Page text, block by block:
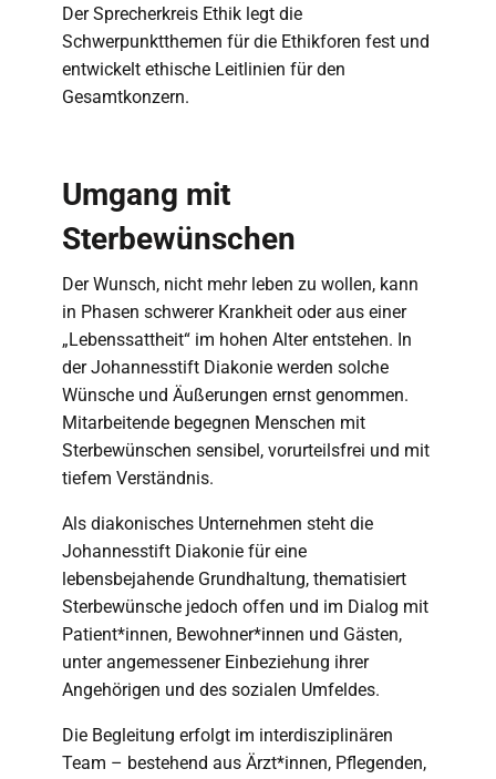
Der Sprecherkreis Ethik legt die
Schwerpunktthemen für die Ethikforen fest und
entwickelt ethische Leitlinien für den
Gesamtkonzern.
Umgang mit
Sterbewünschen
Der Wunsch, nicht mehr leben zu wollen, kann
in Phasen schwerer Krankheit oder aus einer
„Lebenssattheit“ im hohen Alter entstehen. In
der Johannesstift Diakonie werden solche
Wünsche und Äußerungen ernst genommen.
Mitarbeitende begegnen Menschen mit
Sterbewünschen sensibel, vorurteilsfrei und mit
tiefem Verständnis.
Als diakonisches Unternehmen steht die
Johannesstift Diakonie für eine
lebensbejahende Grundhaltung, thematisiert
Sterbewünsche jedoch offen und im Dialog mit
Patient*innen, Bewohner*innen und Gästen,
unter angemessener Einbeziehung ihrer
Angehörigen und des sozialen Umfeldes.
Die Begleitung erfolgt im interdisziplinären
Team – bestehend aus Ärzt*innen, Pflegenden,